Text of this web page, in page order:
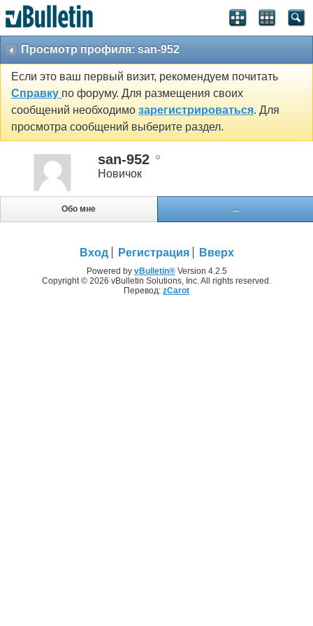
Просмотр профиля: san-952
Если это ваш первый визит, рекомендуем почитать
Справку по форуму. Для размещения своих
сообщений необходимо зарегистрироваться. Для
просмотра сообщений выберите раздел.
san-952
Новичок
Обо мне ...
Вход Регистрация Вверх
Powered by vBulletin®Version 4.2.5
Copyright © 2026 vBulletin Solutions, Inc. All rights reserved.
Перевод: zCarot